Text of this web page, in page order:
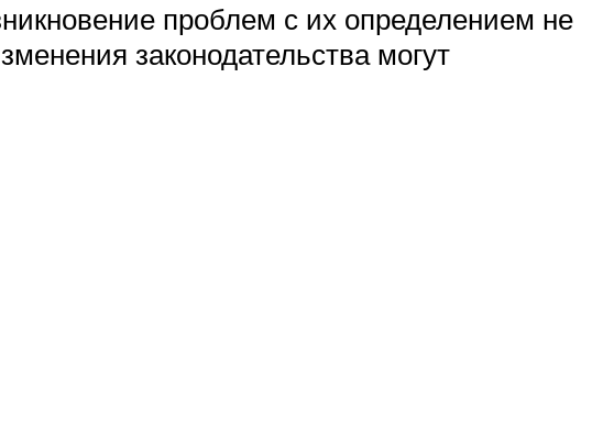
проблем с их определением не
законодательства могут